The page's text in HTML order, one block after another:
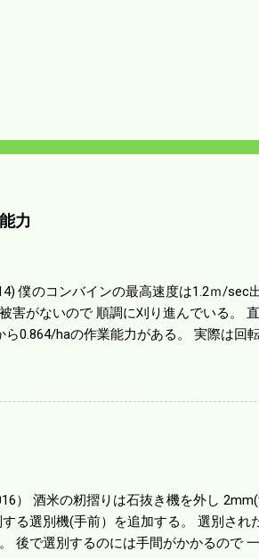
力
僕のコンバインの最高速度は1.2ｍ/sec
害がないので 順調に刈り進んでいる。
ら0.864/haの作業能力がある。 実際は回
があったが 籾の運搬や乾燥機の容量、
。 というより買った時はまだ耕作面積
） 酒米の籾摺りは石抜き機を外し
る選別機(手前）を追加する。 選別さ
後で選別するのには手間がかかるので